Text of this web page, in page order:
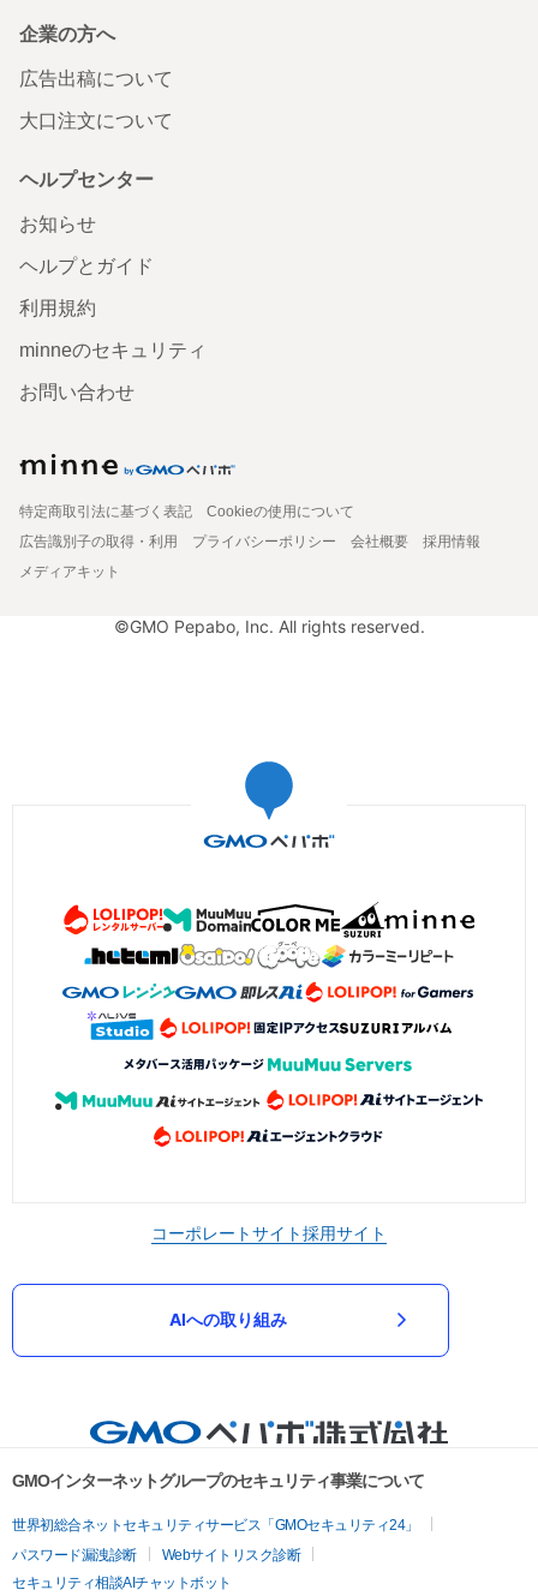
企業の方へ
広告出稿について
大口注文について
ヘルプセンター
お知らせ
ヘルプとガイド
利用規約
minneのセキュリティ
お問い合わせ
特定商取引法に基づく表記
Cookieの使用について
広告識別子の取得・利用
プライバシーポリシー 会社概要
採用情報
メディアキット
©GMO Pepabo, Inc. All rights reserved.
コーポレートサイト採用サイト
AIへの取り組み
GMOインターネットグループのセキュリティ事業について
世界初総合ネットセキュリティサービス「GMOセキュリティ24」
パスワード漏洩診断
Webサイトリスク診断
セキュリティ相談AIチャットボット